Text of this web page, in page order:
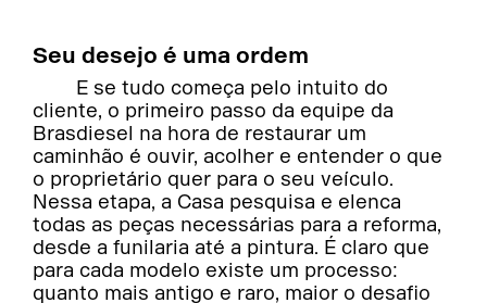
Seu desejo é uma ordem
E se tudo começa pelo intuito do
cliente, o primeiro passo da equipe da
Brasdiesel na hora de restaurar um
caminhão é ouvir, acolher e entender o que
o proprietário quer para o seu veículo.
Nessa etapa, a Casa pesquisa e elenca
todas as peças necessárias para a reforma,
desde a funilaria até a pintura. É claro que
para cada modelo existe um processo:
quanto mais antigo e raro, maior o desafio